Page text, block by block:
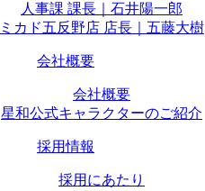
人事課 課長｜石井陽一郎
ミカド五反野店 店長｜五藤大樹
会社概要
会社概要
星和公式キャラクターのご紹介
採用情報
採用にあたり